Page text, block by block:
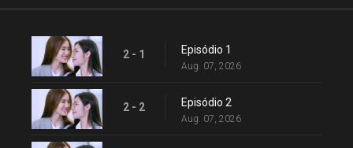
2 - 1 Episódio 1
Aug. 07, 2026
2 - 2 Episódio 2
Aug. 07, 2026